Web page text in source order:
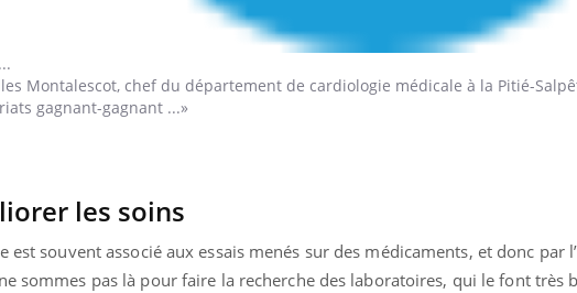
Montalescot, chef du département de cardiologie médicale à la Pitié-
gagnant-gagnant ...»
les soins
est souvent associé aux essais menés sur des médicaments, et donc par
sommes pas là pour faire la recherche des laboratoires, qui le font très